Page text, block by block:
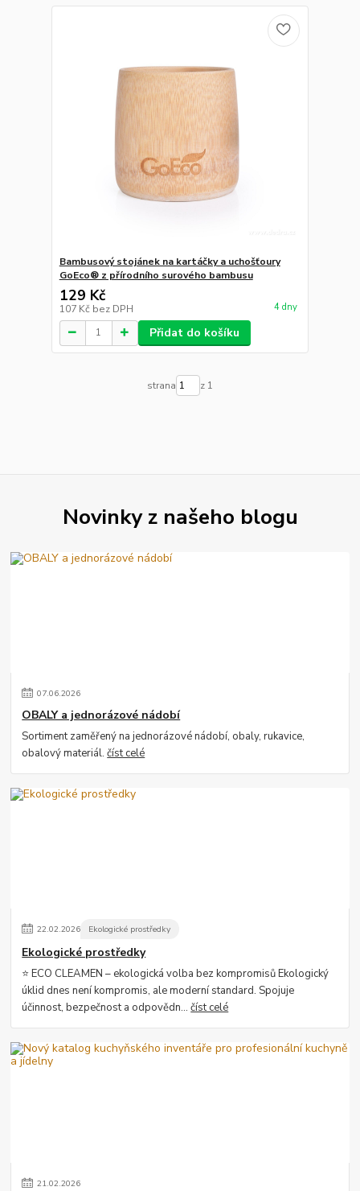
Bambusový stojánek na kartáčky a uchošťoury
GoEco® z přírodního surového bambusu
129 Kč
107 Kč bez DPH 4 dny
Přidat do košíku
strana z 1
Novinky z našeho blogu
07.06.2026
OBALY a jednorázové nádobí
Sortiment zaměřený na jednorázové nádobí, obaly, rukavice,
obalový materiál.číst celé
22.02.2026 Ekologické prostředky
Ekologické prostředky
⭐ ECO CLEAMEN – ekologická volba bez kompromisů Ekologický
úklid dnes není kompromis, ale moderní standard. Spojuje
účinnost, bezpečnost a odpovědn...číst celé
21.02.2026